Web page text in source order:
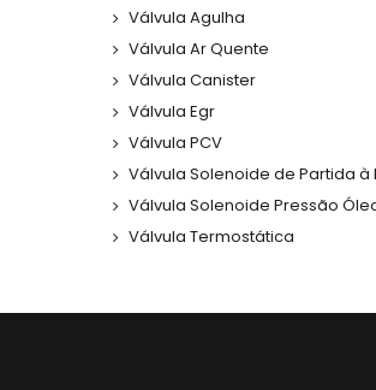
Válvula Agulha
Válvula Ar Quente
Válvula Canister
Válvula Egr
Válvula PCV
Válvula Solenoide de Partida à
Válvula Solenoide Pressão
Válvula Termostática